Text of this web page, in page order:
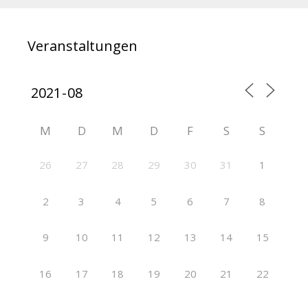
Veranstaltungen
M D M D F S S
26 27 28 29 30 31 1
2 3 4 5 6 7 8
9 10 11 12 13 14 15
16 17 18 19 20 21 22